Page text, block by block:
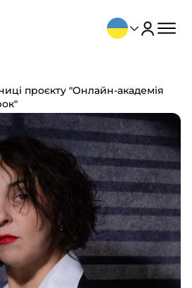
проєкту "Онлайн-академія